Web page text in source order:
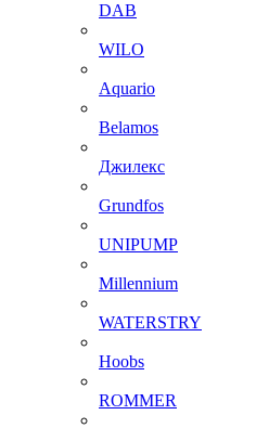
DAB
WILO
Aquario
Belamos
Джилекс
Grundfos
UNIPUMP
Millennium
WATERSTRY
Hoobs
ROMMER